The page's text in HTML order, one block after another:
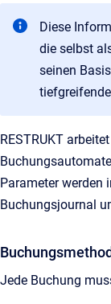
Diese
die selbst
seinen
RESTRUKT
Parameter werden
Buchungsjournal
Jede Buchung